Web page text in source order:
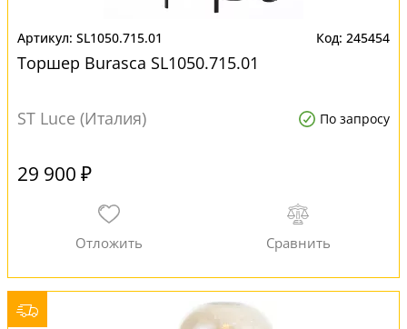
SL1050.715.01 245454
Торшер Burasca SL1050.715.01
ST Luce (Италия) По запросу
29 900 ₽